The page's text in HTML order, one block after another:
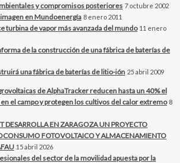
y compromisos posteriores 7 octubre 2002
en Mundoenergía 8 enero 2011
turbina de vapor más avanzada del mundo 11 enero
una fábrica de baterías de litio-ión 25 abril 2009
de AlphaTracker reducen hasta un 40% el
el campo y protegen los cultivos del calor extremo 8
DESARROLLA EN ZARAGOZA UN PROYECTO
FOTOVOLTAICO Y ALMACENAMIENTO
15 abril 2026
del sector de la movilidad apuesta por la